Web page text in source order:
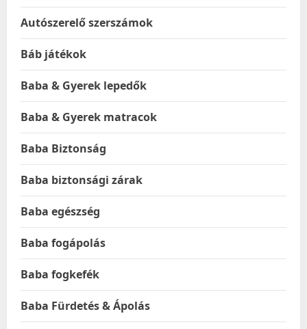
Autószerelő szerszámok
Báb játékok
Baba & Gyerek lepedők
Baba & Gyerek matracok
Baba Biztonság
Baba biztonsági zárak
Baba egészség
Baba fogápolás
Baba fogkefék
Baba Fürdetés & Ápolás